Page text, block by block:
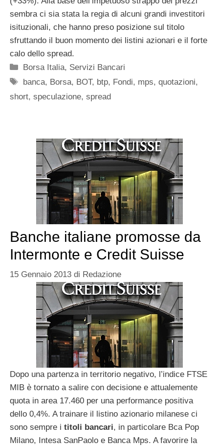
sembra ci sia stata la regia di alcuni grandi investitori
isituzionali, che hanno preso posizione sul titolo
sfruttando il buon momento dei listini azionari e il forte
calo dello spread.
Categorie
Borsa Italia, Servizi Bancari
Tag
banca, Borsa, BOT, btp, Fondi, mps,quotazioni,
short, speculazione, spread
Banche italiane promosse da
Intermonte e Credit Suisse
15 Gennaio 2013 di Redazione
Dopo una partenza in territorio negativo, l’indice FTSE
MIB è tornato a salire con decisione e attualemente
quota in area 17.460 per una performance positiva
dello 0,4%. A trainare il listino azionario milanese ci
sono sempre i titoli bancari, in particolare Bca Pop
Milano, Intesa SanPaolo e Banca Mps. A favorire la